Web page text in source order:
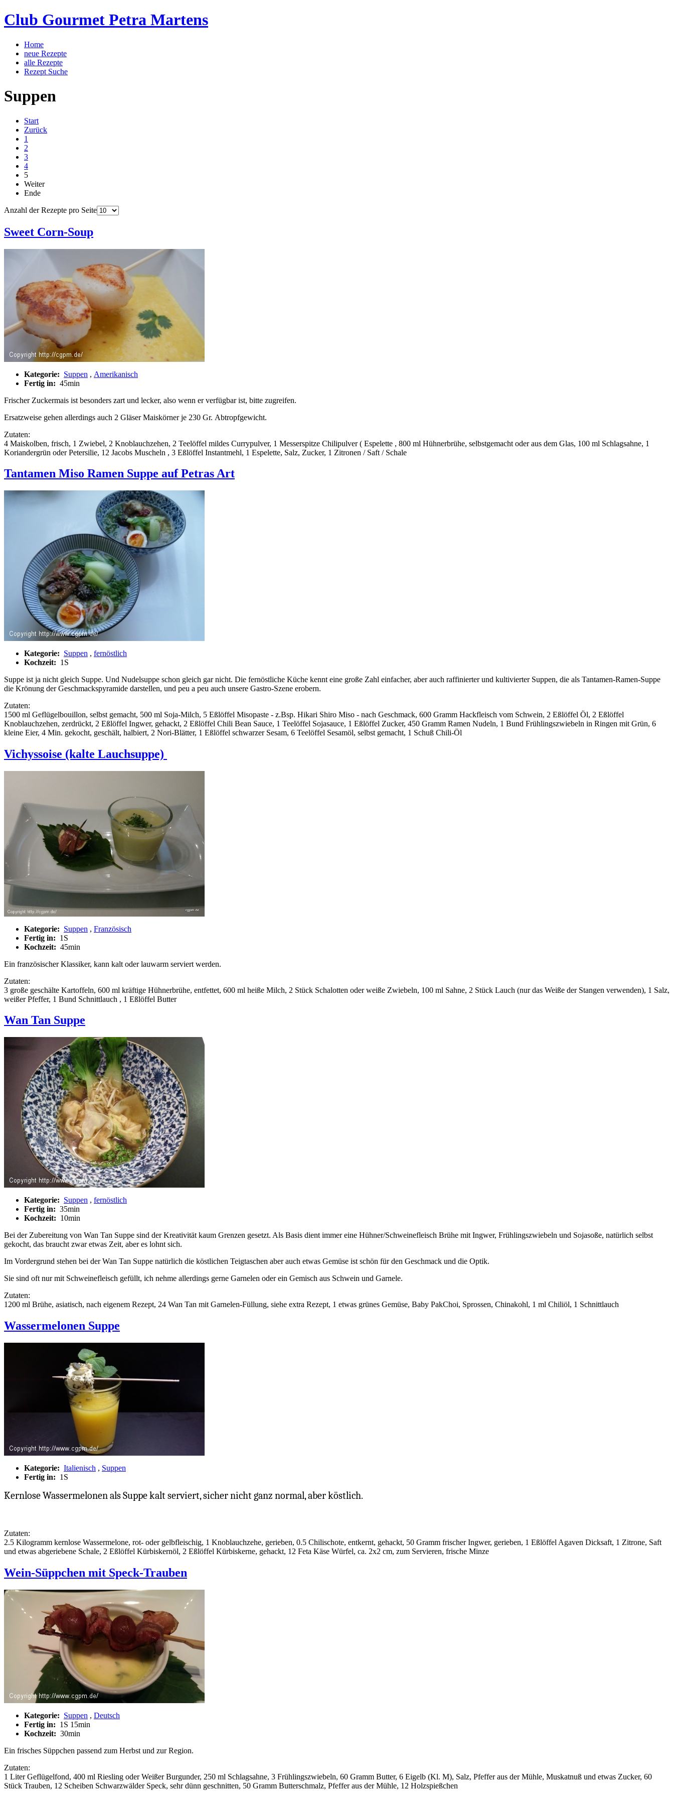
Club Gourmet Petra Martens
Home
neue Rezepte
alle Rezepte
Rezept Suche
Suppen
Start
Zurück
1
2
3
4
5
Weiter
Ende
Anzahl der Rezepte pro Seite
Sweet Corn-Soup
Kategorie: Suppen , Amerikanisch
Fertig in: 45min
Frischer Zuckermais ist besonders zart und lecker, also wenn er verfügbar ist, bitte zugreifen.
Ersatzweise gehen allerdings auch 2 Gläser Maiskörner je 230 Gr. Abtropfgewicht.
Zutaten:
4 Maiskolben, frisch, 1 Zwiebel, 2 Knoblauchzehen, 2 Teelöffel mildes Currypulver, 1 Messerspitze Chilipulver ( Espelette , 800 ml Hühnerbrühe, selbstgemacht oder aus dem Glas, 100 ml Schlagsahne, 1
Koriandergrün oder Petersilie, 12 Jacobs Muscheln , 3 Eßlöffel Instantmehl, 1 Espelette, Salz, Zucker, 1 Zitronen / Saft / Schale
Tantamen Miso Ramen Suppe auf Petras Art
Kategorie: Suppen , fernöstlich
Kochzeit: 1S
Suppe ist ja nicht gleich Suppe. Und Nudelsuppe schon gleich gar nicht. Die fernöstliche Küche kennt eine große Zahl einfacher, aber auch raffinierter und kultivierter Suppen, die als Tantamen-Ramen-Suppe
die Krönung der Geschmackspyramide darstellen, und peu a peu auch unsere Gastro-Szene erobern.
Zutaten:
1500 ml Geflügelbouillon, selbst gemacht, 500 ml Soja-Milch, 5 Eßlöffel Misopaste - z.Bsp. Hikari Shiro Miso - nach Geschmack, 600 Gramm Hackfleisch vom Schwein, 2 Eßlöffel Öl, 2 Eßlöffel
Knoblauchzehen, zerdrückt, 2 Eßlöffel Ingwer, gehackt, 2 Eßlöffel Chili Bean Sauce, 1 Teelöffel Sojasauce, 1 Eßlöffel Zucker, 450 Gramm Ramen Nudeln, 1 Bund Frühlingszwiebeln in Ringen mit Grün, 6
kleine Eier, 4 Min. gekocht, geschält, halbiert, 2 Nori-Blätter, 1 Eßlöffel schwarzer Sesam, 6 Teelöffel Sesamöl, selbst gemacht, 1 Schuß Chili-Öl
Vichyssoise (kalte Lauchsuppe)
Kategorie: Suppen , Französisch
Fertig in: 1S
Kochzeit: 45min
Ein französischer Klassiker, kann kalt oder lauwarm serviert werden.
Zutaten:
3 große geschälte Kartoffeln, 600 ml kräftige Hühnerbrühe, entfettet, 600 ml heiße Milch, 2 Stück Schalotten oder weiße Zwiebeln, 100 ml Sahne, 2 Stück Lauch (nur das Weiße der Stangen verwenden), 1 Salz,
weißer Pfeffer, 1 Bund Schnittlauch , 1 Eßlöffel Butter
Wan Tan Suppe
Kategorie: Suppen , fernöstlich
Fertig in: 35min
Kochzeit: 10min
Bei der Zubereitung von Wan Tan Suppe sind der Kreativität kaum Grenzen gesetzt. Als Basis dient immer eine Hühner/Schweinefleisch Brühe mit Ingwer, Frühlingszwiebeln und Sojasoße, natürlich selbst
gekocht, das braucht zwar etwas Zeit, aber es lohnt sich.
Im Vordergrund stehen bei der Wan Tan Suppe natürlich die köstlichen Teigtaschen aber auch etwas Gemüse ist schön für den Geschmack und die Optik.
Sie sind oft nur mit Schweinefleisch gefüllt, ich nehme allerdings gerne Garnelen oder ein Gemisch aus Schwein und Garnele.
Zutaten:
1200 ml Brühe, asiatisch, nach eigenem Rezept, 24 Wan Tan mit Garnelen-Füllung, siehe extra Rezept, 1 etwas grünes Gemüse, Baby PakChoi, Sprossen, Chinakohl, 1 ml Chiliöl, 1 Schnittlauch
Wassermelonen Suppe
Kategorie: Italienisch , Suppen
Fertig in: 1S
Kernlose Wassermelonen als Suppe kalt serviert, sicher nicht ganz normal, aber köstlich.
Zutaten:
2.5 Kilogramm kernlose Wassermelone, rot- oder gelbfleischig, 1 Knoblauchzehe, gerieben, 0.5 Chilischote, entkernt, gehackt, 50 Gramm frischer Ingwer, gerieben, 1 Eßlöffel Agaven Dicksaft, 1 Zitrone, Saft
und etwas abgeriebene Schale, 2 Eßlöffel Kürbiskernöl, 2 Eßlöffel Kürbiskerne, gehackt, 12 Feta Käse Würfel, ca. 2x2 cm, zum Servieren, frische Minze
Wein-Süppchen mit Speck-Trauben
Kategorie: Suppen , Deutsch
Fertig in: 1S 15min
Kochzeit: 30min
Ein frisches Süppchen passend zum Herbst und zur Region.
Zutaten:
1 Liter Geflügelfond, 400 ml Riesling oder Weißer Burgunder, 250 ml Schlagsahne, 3 Frühlingszwiebeln, 60 Gramm Butter, 6 Eigelb (Kl. M), Salz, Pfeffer aus der Mühle, Muskatnuß und etwas Zucker, 60
Stück Trauben, 12 Scheiben Schwarzwälder Speck, sehr dünn geschnitten, 50 Gramm Butterschmalz, Pfeffer aus der Mühle, 12 Holzspießchen